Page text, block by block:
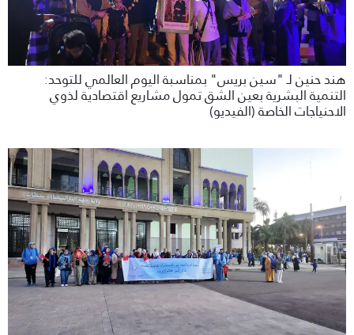
هند حنين لـ "سين بريس" بمناسبة اليوم العالمي للتوحد:
التنمية البشرية بعين الشق تمول مشاريع اقتصادية لذوي
الاحنياجات الخاصة (الفيديو)